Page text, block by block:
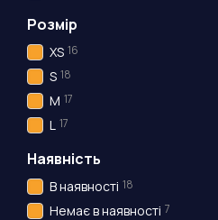
Розмір
XS 16
S 18
M 17
L 17
Наявність
В наявності 18
Немає в наявності 7